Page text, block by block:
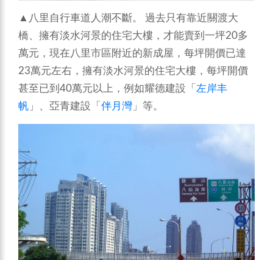
▲八里自行車道人潮不斷。 過去只有靠近關渡大
橋、擁有淡水河景的住宅大樓，才能賣到一坪20多
萬元，現在八里市區附近的新成屋，每坪開價已達
23萬元左右，擁有淡水河景的住宅大樓，每坪開價
甚至已到40萬元以上，例如耀德建設「 左岸丰
帆 」、亞青建設「 伴月灣 」等。